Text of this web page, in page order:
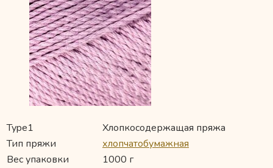
Type1
Хлопкосодержащая пряжа
Тип пряжи
хлопчатобумажная
Вес упаковки
1000 г